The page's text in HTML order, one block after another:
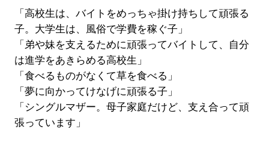
「高校生は、バイトをめっちゃ掛け持ちして頑張る
子。大学生は、風俗で学費を稼ぐ子」
「弟や妹を支えるために頑張ってバイトして、自分
は進学をあきらめる高校生」
「食べるものがなくて草を食べる」
「夢に向かってけなげに頑張る子」
「シングルマザー。母子家庭だけど、支え合って頑
張っています」